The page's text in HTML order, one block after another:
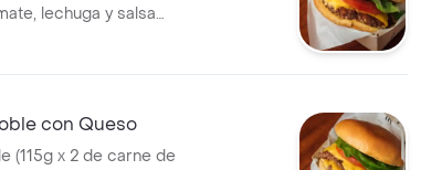
lechuga y salsa
con Queso
(115g x 2 de carne de